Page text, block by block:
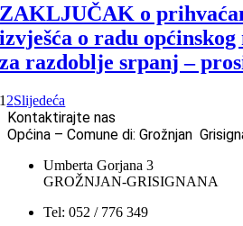
ZAKLJUČAK o
izvješća o radu
za razdoblje srpanj –
1 2Slijedeća
Kontaktirajte nas
Općina – Comune di: Grožnjan
Umberta Gorjana 3
GROŽNJAN-GRISIGNANA
Tel: 052 / 776 349